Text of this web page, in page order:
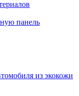
панель
из экокожи